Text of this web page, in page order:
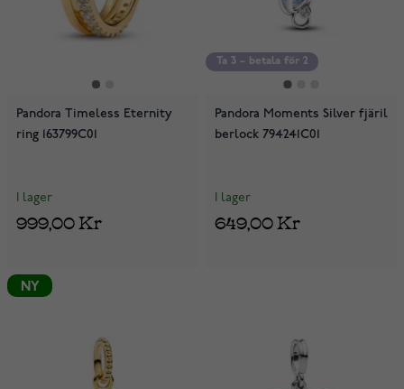
Pandora Timeless Eternity
ring 163799C01
I lager
999,00 Kr
Ta 3 – betala för 2
Pandora Moments Silver fjäril
berlock 794241C01
I lager
649,00 Kr
NY